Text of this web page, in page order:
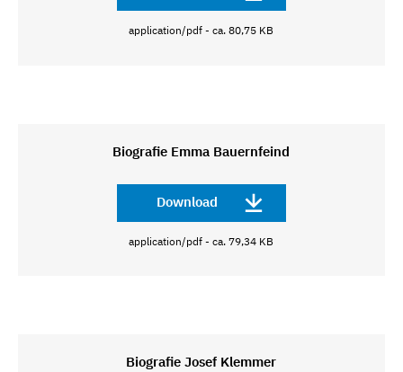
application/pdf - ca. 80,75 KB
Biografie Emma Bauernfeind
Download
application/pdf - ca. 79,34 KB
Biografie Josef Klemmer